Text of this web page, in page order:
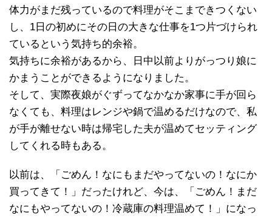
体力がまだ残っているので料理がそこまできつくない
し、1日の初めにその日の大きな仕事を1つ片づけられ
ているという気持ち的余裕。
気持ちに余裕があるから、日中以前よりがっつり娘に
かまうことができるようになりました。
そして、実際夜娘がぐずってなかなか家事に手が回ら
なくても、料理はレンジや鍋で温めるだけなので、私
が手が離せない時は帰宅した夫が温めてセッティング
してくれる時もある。
以前は、「ごめん！なにもまだやってないの！なにか
買ってきて！」だったけれど、今は、「ごめん！まだ
なにもやってないの！冷蔵庫の料理温めて！」になっ